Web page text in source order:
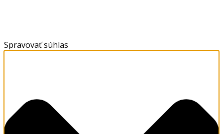
Spravovať súhlas